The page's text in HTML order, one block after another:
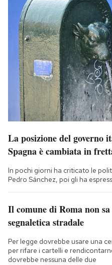
La posizione del governo
Spagna è cambiata in
In pochi giorni ha criticato le
Pedro Sánchez, poi gli ha
Il comune di Roma non
segnaletica stradale
Per legge dovrebbe usare una
per rifare i cartelli e
dovrebbe nessuna delle due